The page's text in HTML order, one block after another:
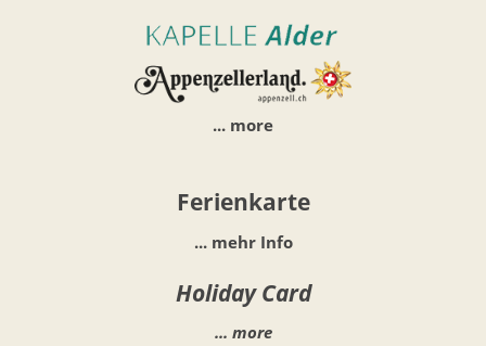
... more
Ferienkarte
... mehr Info
Holiday Card
... more